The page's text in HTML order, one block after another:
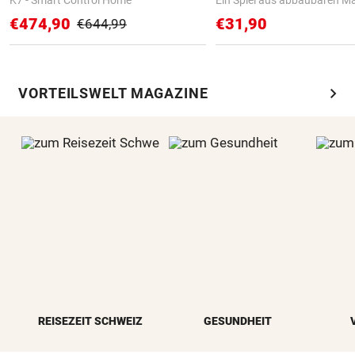
€474,90 €644,99 €31,90
VORTEILSWELT MAGAZINE chevron_right
REISEZEIT SCHWEIZ GESUNDHEIT